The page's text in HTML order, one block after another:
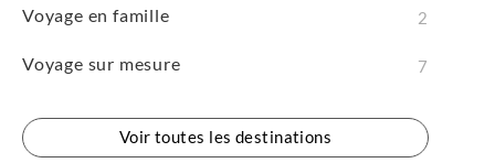
Voyage en famille 2
Voyage sur mesure 7
Voir toutes les destinations